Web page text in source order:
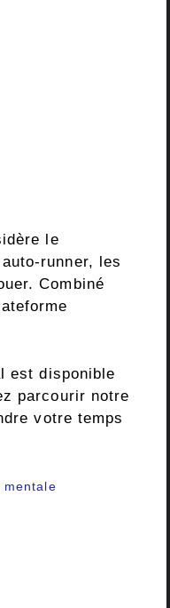
le
runner, les
Combiné
est disponible
parcourir notre
votre temps
mentale